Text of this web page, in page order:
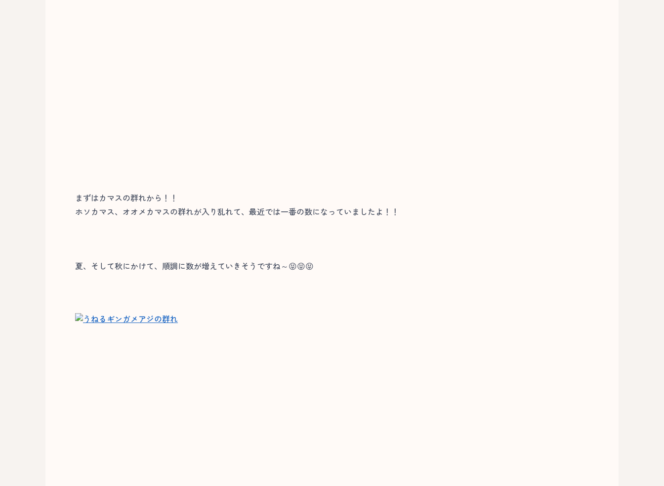
まずはカマスの群れから！！
ホソカマス、オオメカマスの群れが入り乱れて、最近では一番の数になっていましたよ！！
夏、そして秋にかけて、順調に数が増えていきそうですね～😝😝😝